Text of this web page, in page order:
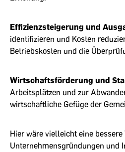
Effizienzsteigerung und
identifizieren und Kosten
Betriebskosten und die
Wirtschaftsförderung und
Arbeitsplätzen und zur
wirtschaftliche Gefüge der
Hier wäre vielleicht eine
Unternehmensgründungen und